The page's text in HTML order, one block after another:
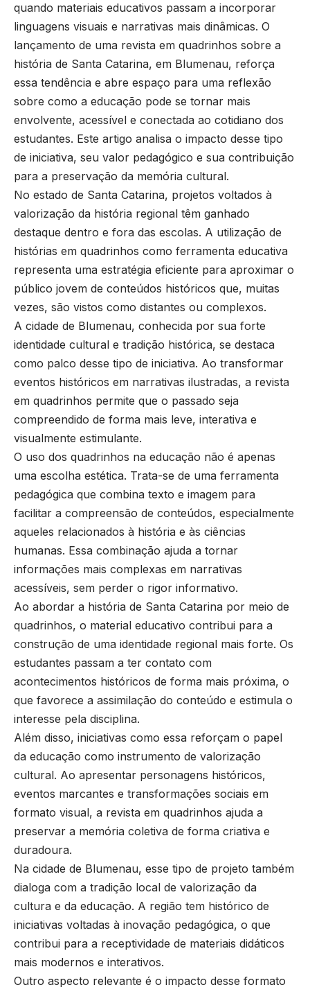
quando materiais educativos passam a incorporar
linguagens visuais e narrativas mais dinâmicas. O
lançamento de uma revista em quadrinhos sobre a
história de Santa Catarina, em Blumenau, reforça
essa tendência e abre espaço para uma reflexão
sobre como a educação pode se tornar mais
envolvente, acessível e conectada ao cotidiano dos
estudantes. Este artigo analisa o impacto desse tipo
de iniciativa, seu valor pedagógico e sua contribuição
para a preservação da memória cultural.
No estado de Santa Catarina, projetos voltados à
valorização da história regional têm ganhado
destaque dentro e fora das escolas. A utilização de
histórias em quadrinhos como ferramenta educativa
representa uma estratégia eficiente para aproximar o
público jovem de conteúdos históricos que, muitas
vezes, são vistos como distantes ou complexos.
A cidade de Blumenau, conhecida por sua forte
identidade cultural e tradição histórica, se destaca
como palco desse tipo de iniciativa. Ao transformar
eventos históricos em narrativas ilustradas, a revista
em quadrinhos permite que o passado seja
compreendido de forma mais leve, interativa e
visualmente estimulante.
O uso dos quadrinhos na educação não é apenas
uma escolha estética. Trata-se de uma ferramenta
pedagógica que combina texto e imagem para
facilitar a compreensão de conteúdos, especialmente
aqueles relacionados à história e às ciências
humanas. Essa combinação ajuda a tornar
informações mais complexas em narrativas
acessíveis, sem perder o rigor informativo.
Ao abordar a história de Santa Catarina por meio de
quadrinhos, o material educativo contribui para a
construção de uma identidade regional mais forte. Os
estudantes passam a ter contato com
acontecimentos históricos de forma mais próxima, o
que favorece a assimilação do conteúdo e estimula o
interesse pela disciplina.
Além disso, iniciativas como essa reforçam o papel
da educação como instrumento de valorização
cultural. Ao apresentar personagens históricos,
eventos marcantes e transformações sociais em
formato visual, a revista em quadrinhos ajuda a
preservar a memória coletiva de forma criativa e
duradoura.
Na cidade de Blumenau, esse tipo de projeto também
dialoga com a tradição local de valorização da
cultura e da educação. A região tem histórico de
iniciativas voltadas à inovação pedagógica, o que
contribui para a receptividade de materiais didáticos
mais modernos e interativos.
Outro aspecto relevante é o impacto desse formato